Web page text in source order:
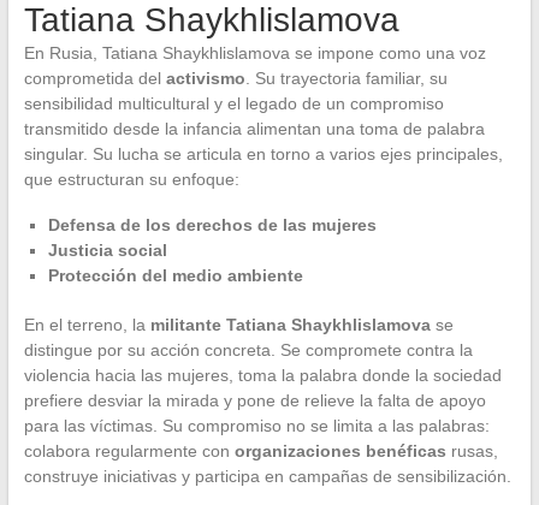
Tatiana Shaykhlislamova
En Rusia, Tatiana Shaykhlislamova se impone como una voz
comprometida del activismo . Su trayectoria familiar, su
sensibilidad multicultural y el legado de un compromiso
transmitido desde la infancia alimentan una toma de palabra
singular. Su lucha se articula en torno a varios ejes principales,
que estructuran su enfoque:
Defensa de los derechos de las mujeres
Justicia social
Protección del medio ambiente
En el terreno, la militante Tatiana Shaykhlislamovase
distingue por su acción concreta. Se compromete contra la
violencia hacia las mujeres, toma la palabra donde la sociedad
prefiere desviar la mirada y pone de relieve la falta de apoyo
para las víctimas. Su compromiso no se limita a las palabras:
colabora regularmente con organizaciones benéficas rusas,
construye iniciativas y participa en campañas de sensibilización.